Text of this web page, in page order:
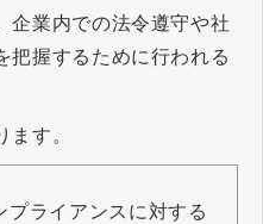
企業内での法令遵守や社
把握するために行われる
ます。
プライアンスに対する